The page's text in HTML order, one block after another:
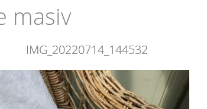
masiv
IMG_20220714_144532